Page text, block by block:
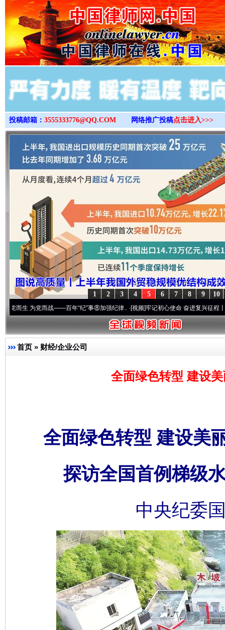
>
投稿邮箱： 3555333776@QQ.COM 网络推广投稿点击进入>>>
10
9
8
7
6
5
4
3
2
1
而战——百年“纪”事⑧加强纪律..·[视频]牢记初心使命 奋进复兴征程丨“转折之城”激
首页 » 财经/企业公司
全面绿色转型 建设
全面绿色转型 建设美
探访全国首例梯级
中央纪委